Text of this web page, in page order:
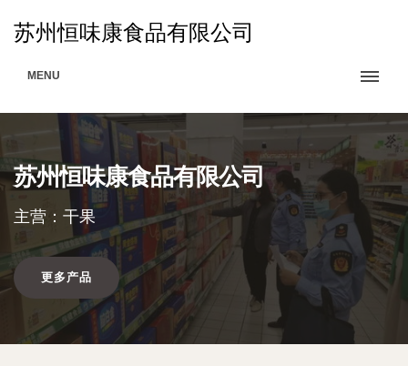
苏州恒味康食品有限公司
MENU
苏州恒味康食品有限公司
主营：干果
更多产品